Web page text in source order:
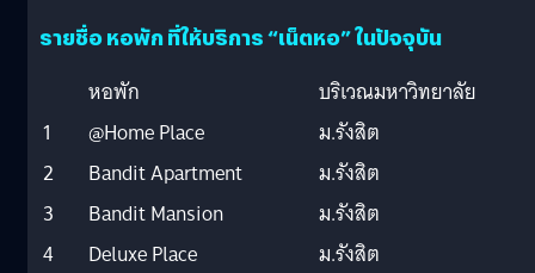
รายชื่อ หอพัก ที่ให้บริการ“เน็ตหอ” ในปัจจุบัน
หอพัก
บริเวณมหาวิทยาลัย
1
@Home Place
ม.รังสิต
2
Bandit Apartment
ม.รังสิต
3
Bandit Mansion
ม.รังสิต
4
Deluxe Place
ม.รังสิต